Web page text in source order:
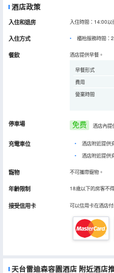
酒店政策
入住和退房 入住時間：14:00
入住方式 櫃枱服務時間：
餐飲 酒店提供早餐。
早餐形式
費用
營業時間
停車場 免费 酒店內提
充電車位 •
酒店附近提供
•
酒店附近提供
寵物 不可攜帶寵物。
年齡限制 18歲以下的房客不
接受信用卡 可以信用卡在酒店
天台雷迪森容園酒店 附近酒店